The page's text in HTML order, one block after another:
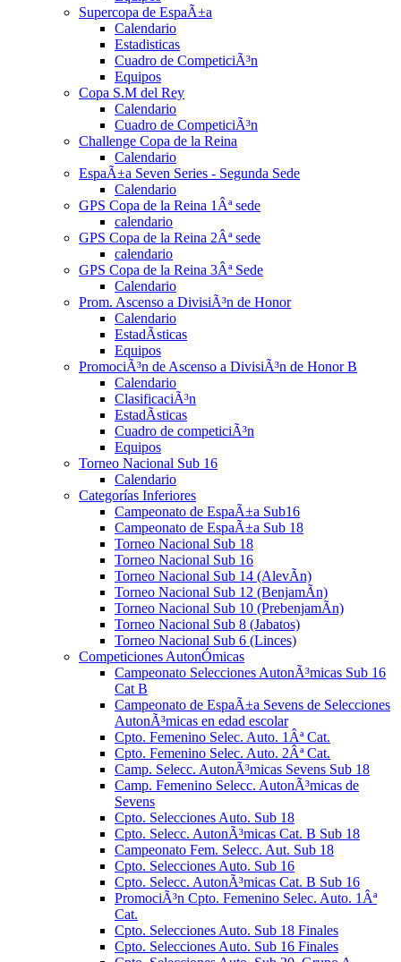
Supercopa de EspaÃ±a
Calendario
Estadisticas
Cuadro de CompeticiÃ³n
Equipos
Copa S.M del Rey
Calendario
Cuadro de CompeticiÃ³n
Challenge Copa de la Reina
Calendario
EspaÃ±a Seven Series - Segunda Sede
Calendario
GPS Copa de la Reina 1Âª sede
calendario
GPS Copa de la Reina 2Âª sede
calendario
GPS Copa de la Reina 3Âª Sede
Calendario
Prom. Ascenso a DivisiÃ³n de Honor
Calendario
EstadÃ­sticas
Equipos
PromociÃ³n de Ascenso a DivisiÃ³n de Honor B
Calendario
ClasificaciÃ³n
EstadÃ­sticas
Cuadro de competiciÃ³n
Equipos
Torneo Nacional Sub 16
Calendario
Categorías Inferiores
Campeonato de EspaÃ±a Sub16
Campeonato de EspaÃ±a Sub 18
Torneo Nacional Sub 18
Torneo Nacional Sub 16
Torneo Nacional Sub 14 (AlevÃ­n)
Torneo Nacional Sub 12 (BenjamÃ­n)
Torneo Nacional Sub 10 (PrebenjamÃ­n)
Torneo Nacional Sub 8 (Jabatos)
Torneo Nacional Sub 6 (Linces)
Competiciones AutonÓmicas
Campeonato Selecciones AutonÃ³micas Sub 16
Cat B
Campeonato de EspaÃ±a Sevens de Selecciones
AutonÃ³micas en edad escolar
Cpto. Femenino Selec. Auto. 1Âª Cat.
Cpto. Femenino Selec. Auto. 2Âª Cat.
Camp. Selecc. AutonÃ³micas Sevens Sub 18
Camp. Femenino Selecc. AutonÃ³micas de
Sevens
Cpto. Selecciones Auto. Sub 18
Cpto. Selecc. AutonÃ³micas Cat. B Sub 18
Campeonato Fem. Selecc. Aut. Sub 18
Cpto. Selecciones Auto. Sub 16
Cpto. Selecc. AutonÃ³micas Cat. B Sub 16
PromociÃ³n Cpto. Femenino Selec. Auto. 1Âª
Cat.
Cpto. Selecciones Auto. Sub 18 Finales
Cpto. Selecciones Auto. Sub 16 Finales